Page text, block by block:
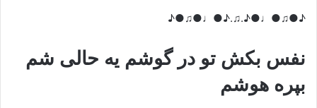
♪●♫●♩●♪.♫.♪●♩●♫●♪
نفس بکش تو در گوشم یه حالی شم
بپره هوشم